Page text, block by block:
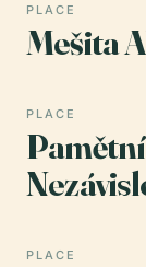
PLACE
Mešita
PLACE
PLACE